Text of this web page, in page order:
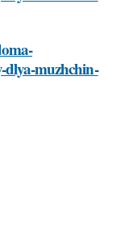
dlya-muzhchin-